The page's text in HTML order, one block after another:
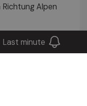
Alpen
17°
Last minute